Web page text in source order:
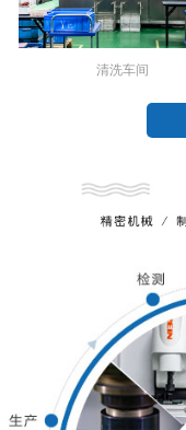
清洗车间